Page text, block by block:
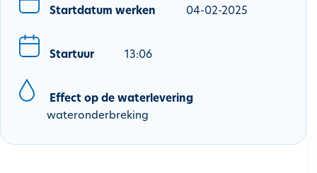
h
Startdatum werken 04-02-2025
Startuur 13:06
Effect op de waterlevering
wateronderbreking